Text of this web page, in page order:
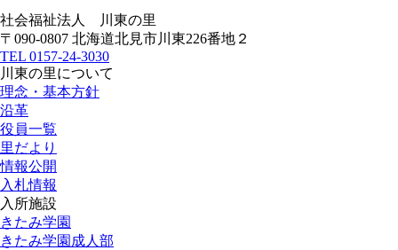
社会福祉法人
川東の里
〒090-0807 北海道北見市川東226番地２
TEL 0157-24-3030
川東の里について
理念・基本方針
沿革
役員一覧
里だより
情報公開
入札情報
入所施設
きたみ学園
きたみ学園成人部